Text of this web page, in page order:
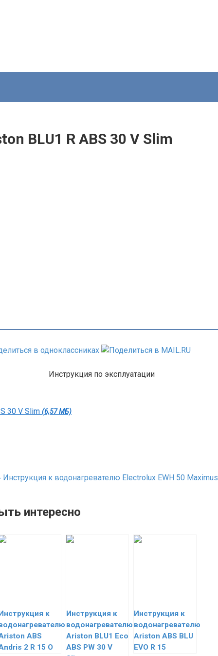
BLU1 R ABS 30 V Slim
Инструкция по эксплуатации
30 V Slim (6,57 МБ)
Инструкция к водонагревателю Electrolux EWH 50 Maximus
интересно
к
ABS
2 R 15 O
Инструкция к
водонагревателю
Ariston BLU1 Eco
ABS PW 30 V
Инструкция к
водонагревателю
Ariston ABS BLU
EVO R 15